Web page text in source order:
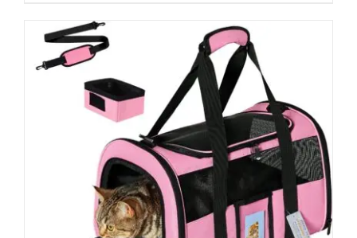
Valorado
5.00
de
5
AÑADIR AL CARRITO / DETALLES